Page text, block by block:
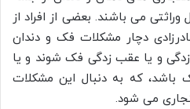
می باشند. بعضی از افراد از
دچار مشکلات فک و دندان
و یا عقب زدگی فک شوند و یا
که به دنبال این مشکلات
می شود.